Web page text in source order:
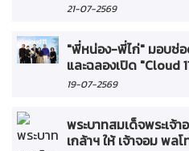
21-07-2569
"พี่หน่อง-พี่ไก่" มอบช่
และฉลองเปิด "Cloud
19-07-2569
พระบาทสมเด็จพระเจ้
เกล้าฯ ให้ เจ้าจอม พล